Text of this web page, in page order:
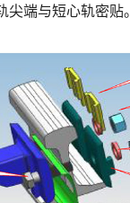
端与短心轨密贴。󠅅󠅃󠄵󠅂󠄪󠇖󠆨󠆨󠇕󠆞󠆒󠅬󠇘󠆭󠆘󠇙󠆝󠅵󠇗󠆭󠆁󠄐󠇗󠅹󠅸󠇖󠆍󠅳󠇖󠅹󠅰󠇖󠆌󠅹